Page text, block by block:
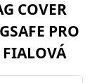
COVER
PRO